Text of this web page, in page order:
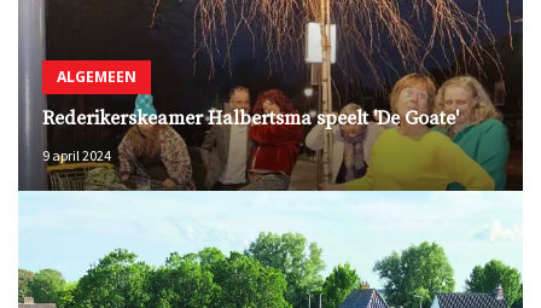
ALGEMEEN
Rederikerskeamer Halbertsma speelt 'De Goate'
9 april 2024